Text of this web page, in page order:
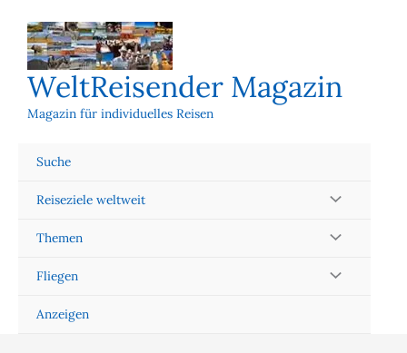
Inhalt
springen
WeltReisender Magazin
Magazin für individuelles Reisen
Suche
Reiseziele weltweit
Themen
Fliegen
Anzeigen